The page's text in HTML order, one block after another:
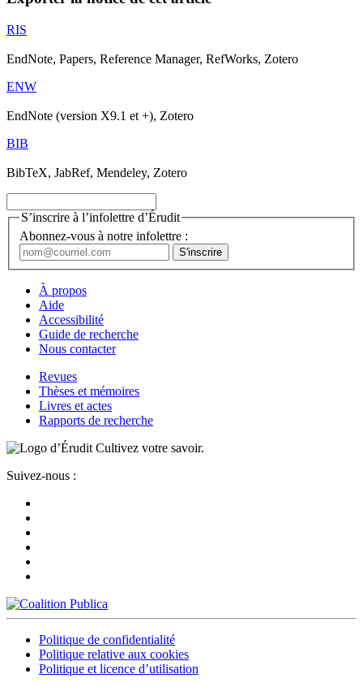
RIS
EndNote, Papers, Reference Manager, RefWorks, Zotero
ENW
EndNote (version X9.1 et +), Zotero
BIB
BibTeX, JabRef, Mendeley, Zotero
S’inscrire à l’infolettre d’Érudit
Abonnez-vous à notre infolettre :
À propos
Aide
Accessibilité
Guide de recherche
Nous contacter
Revues
Thèses et mémoires
Livres et actes
Rapports de recherche
Cultivez votre savoir.
Suivez-nous :
Politique de confidentialité
Politique relative aux cookies
Politique et licence d’utilisation